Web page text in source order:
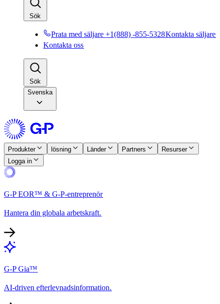
Sök​​
Prata med säljare +1(888) -855-5328​​Kontakta säljare​​
Kontakta oss​​
Sök​​
Svenska
Produkter​​ lösning​​ Länder​​ Partners​​
Resurser​​
Logga in​​
G-P EOR™ & G-P-entreprenör​​
Hantera din globala arbetskraft.​​
G-P Gia™​​
AI-driven efterlevnadsinformation.​​